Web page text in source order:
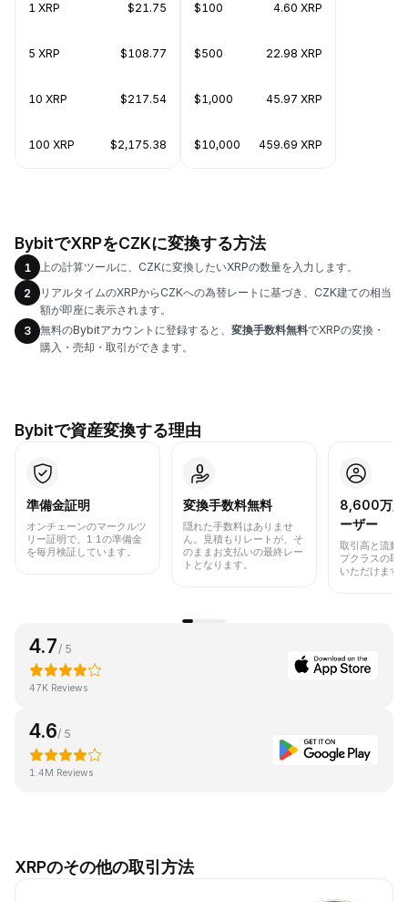
1 XRP $21.75
5 XRP $108.77
10 XRP $217.54
100 XRP $2,175.38
$100 4.60 XRP
$500 22.98 XRP
$1,000 45.97 XRP
$10,000 459.69 XRP
BybitでXRPをCZKに変換する方法
1
上の計算ツールに、CZKに変換したいXRPの数量を入力します。
2
リアルタイムのXRPからCZKへの為替レートに基づき、CZK建ての相当
額が即座に表示されます。
3
無料のBybitアカウントに登録すると、 変換手数料無料でXRPの変換・
購入・売却・取引ができます。
Bybitで資産変換する理由
準備金証明
オンチェーンのマークルツ
リー証明で、1:1の準備金
を毎月検証しています。
変換手数料無料
隠れた手数料はありませ
ん。見積もりレートが、そ
のままお支払いの最終レー
トとなります。
8,600万人
ーザー
取引高と流動
プクラスの取
いただけます
4.7/ 5
47K Reviews
4.6/ 5
1.4M Reviews
XRPのその他の取引方法